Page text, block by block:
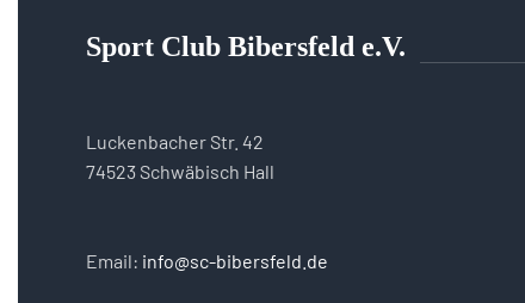
Sport Club Bibersfeld e.V.
Luckenbacher Str. 42
74523 Schwäbisch Hall
Email: info@sc-bibersfeld.de